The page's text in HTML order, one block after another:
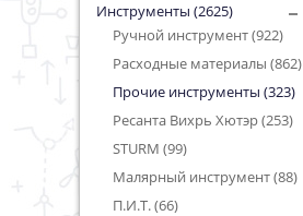
Инструменты (2625)
Ручной инструмент (922)
Расходные материалы (862)
Прочие инструменты (323)
Ресанта Вихрь Хютэр (253)
STURM (99)
Малярный инструмент (88)
П.И.Т. (66)